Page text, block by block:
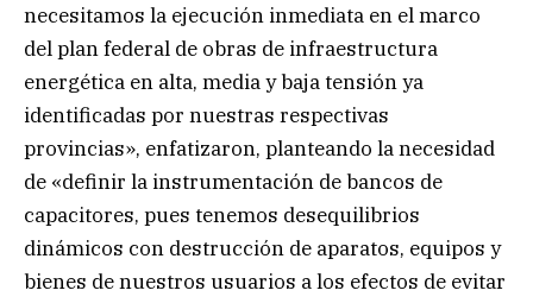
necesitamos la ejecución inmediata en el marco
del plan federal de obras de infraestructura
energética en alta, media y baja tensión ya
identificadas por nuestras respectivas
provincias», enfatizaron, planteando la necesidad
de «definir la instrumentación de bancos de
capacitores, pues tenemos desequilibrios
dinámicos con destrucción de aparatos, equipos y
bienes de nuestros usuarios a los efectos de evitar